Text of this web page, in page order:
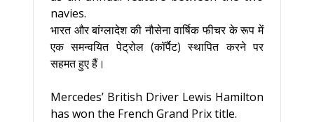
navies.
भारत और बांग्लादेश की नौसेना वार्षिक फीचर के रूप में
एक समन्वयित पेट्रोल (कॉर्पैट) स्थापित करने पर
सहमत हुए हैं।
Mercedes’ British Driver Lewis Hamilton
has won the French Grand Prix title.